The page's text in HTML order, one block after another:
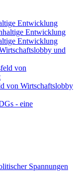
Entwicklung
Entwicklung
und
von Wirtschaftslobby
- eine
Spannungen